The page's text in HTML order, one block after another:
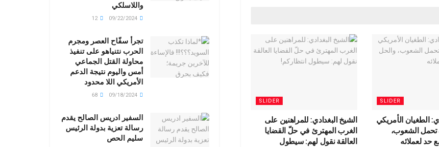
o
M
SLIDER
الطغيان الأمريكي
تحمل الشعوب،
حد لعملائه
SLIDER
الشيخ البغدادي: للمراهنين على
الغرب المهترئ في حلّ القضايا
العالقة نقول لهم: سيطول
واللاسلكي
تجرأ سفّاح العصر ومجرم
الحرب نتنياهو على تنفيذ
محاولة القتل الجماعي
أمس واليوم نتيجة الدعم
الأمريكي اللا محدود
السفير ادريس الصالح يقدم
رسالة تعزية بدولة الرئيس
سليم الحص